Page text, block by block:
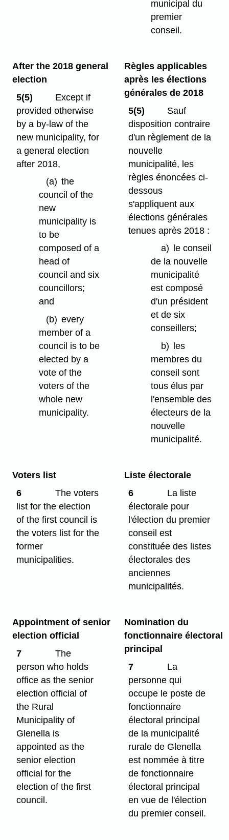
municipal du
premier
conseil.
After the 2018 general
election
5(5)
Except if
provided otherwise
by a by-law of the
new municipality, for
a general election
after 2018,
(a) the
council of the
new
municipality is
to be
composed of a
head of
council and six
councillors;
and
(b) every
member of a
council is to be
elected by a
vote of the
voters of the
whole new
municipality.
Règles applicables
après les élections
générales de 2018
5(5)
Sauf
disposition contraire
d'un règlement de la
nouvelle
municipalité, les
règles énoncées ci-
dessous
s'appliquent aux
élections générales
tenues après 2018 :
a)
le conseil
de la nouvelle
municipalité
est composé
d'un président
et de six
conseillers;
b)
les
membres du
conseil sont
tous élus par
l'ensemble des
électeurs de la
nouvelle
municipalité.
Voters list
6
The voters
list for the election
of the first council is
the voters list for the
former
municipalities.
Liste électorale
6
La liste
électorale pour
l'élection du premier
conseil est
constituée des listes
électorales des
anciennes
municipalités.
Appointment of senior
election official
7
The
person who holds
office as the senior
election official of
the Rural
Municipality of
Glenella is
appointed as the
senior election
official for the
election of the first
council.
Nomination du
fonctionnaire électoral
principal
7
La
personne qui
occupe le poste de
fonctionnaire
électoral principal
de la municipalité
rurale de Glenella
est nommée à titre
de fonctionnaire
électoral principal
en vue de l'élection
du premier conseil.